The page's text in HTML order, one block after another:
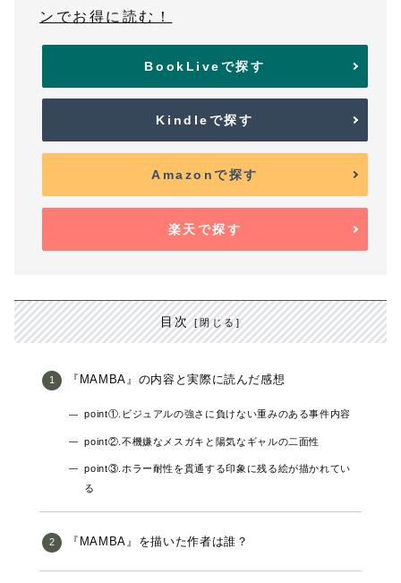
ンでお得に読む！
BookLiveで探す
Kindleで探す
Amazonで探す
楽天で探す
目次
『MAMBA』の内容と実際に読んだ感想
point①.ビジュアルの強さに負けない重みのある事件内容
point②.不機嫌なメスガキと陽気なギャルの二面性
point③.ホラー耐性を貫通する印象に残る絵が描かれてい
る
『MAMBA』を描いた作者は誰？